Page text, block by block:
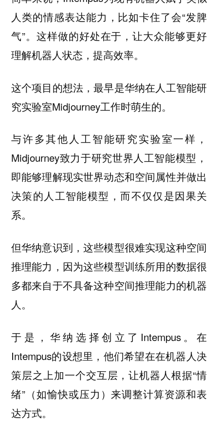
人类的情感表达能力，比如卡住了会“发脾
气”。这样做的好处在于，让大众能够更好
理解机器人状态，提高效率。
这个项目的想法，最早是华纳在人工智能研
究实验室Midjourney工作时萌生的。
与许多其他人工智能研究实验室一样，
Midjourney致力于研究世界人工智能模型，
即能够理解现实世界动态和空间属性并做出
决策的人工智能模型，而不仅仅是因果关
系。
但华纳意识到，这些模型很难实现这种空间
推理能力，因为这些模型训练所用的数据很
多都来自于不具备这种空间推理能力的机器
人。
于是，华纳选择创立了Intempus。在
Intempus的设想里，他们希望在在机器人决
策层之上加一个交互层，让机器人根据“情
绪”（如愉快或压力）来调整计算资源和表
达方式。